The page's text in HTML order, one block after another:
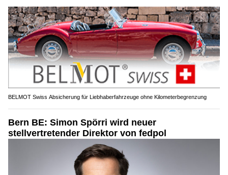
BELMOT Swiss Absicherung für Liebhaberfahrzeuge ohne Kilometerbegrenzung
Bern BE: Simon Spörri wird neuer
stellvertretender Direktor von fedpol